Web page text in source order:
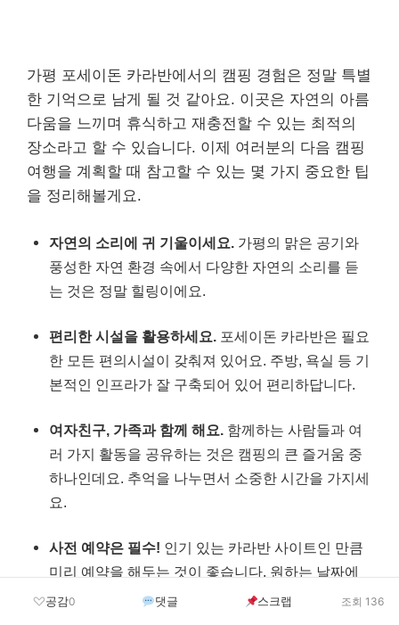
가평 포세이돈 카라반에서의 캠핑 경험은 정말 특별
한 기억으로 남게 될 것 같아요. 이곳은 자연의 아름
다움을 느끼며 휴식하고 재충전할 수 있는 최적의
장소라고 할 수 있습니다. 이제 여러분의 다음 캠핑
여행을 계획할 때 참고할 수 있는 몇 가지 중요한 팁
을 정리해볼게요.
자연의 소리에 귀 기울이세요.
가평의 맑은 공기와
풍성한 자연 환경 속에서 다양한 자연의 소리를 듣
는 것은 정말 힐링이에요.
편리한 시설을 활용하세요. 포세이돈 카라반은 필요
한 모든 편의시설이 갖춰져 있어요. 주방, 욕실 등 기
본적인 인프라가 잘 구축되어 있어 편리하답니다.
여자친구, 가족과 함께 해요. 함께하는 사람들과 여
러 가지 활동을 공유하는 것은 캠핑의 큰 즐거움 중
하나인데요. 추억을 나누면서 소중한 시간을 가지세
요.
사전 예약은 필수! 인기 있는 카라반 사이트인 만큼
미리 예약을 해두는 것이 좋습니다. 원하는 날짜에
놓치는 것을 피하고, 여유롭게 즐길 수 있을 거예요.
공감0 댓글 스크랩 조회 136